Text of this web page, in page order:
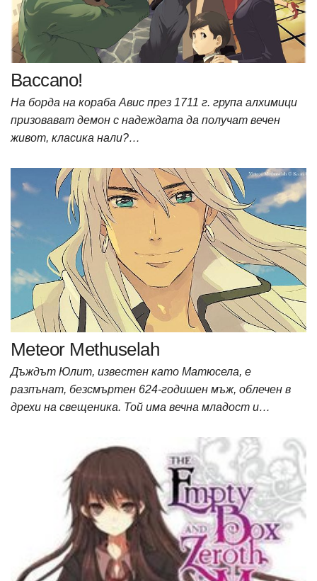
Baccano!
На борда на кораба Авис през 1711 г. група алхимици
призовават демон с надеждата да получат вечен
живот, класика нали?…
Meteor Methuselah
Дъждът Юлит, известен като Матюсела, е
разпънат, безсмъртен 624-годишен мъж, облечен в
дрехи на свещеника. Той има вечна младост и…